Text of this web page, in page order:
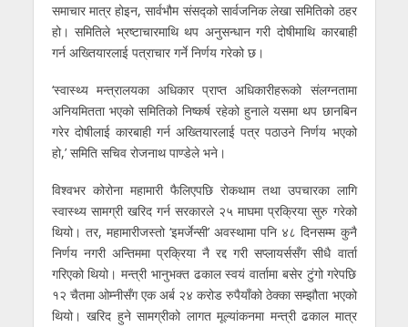
समाचार मात्र होइन, सार्वभौम संसद्को सार्वजनिक लेखा समितिको ठहर
हो। समितिले भ्रष्टाचारमाथि थप अनुसन्धान गरी दोषीमाथि कारबाही
गर्न अख्तियारलाई पत्राचार गर्ने निर्णय गरेको छ।
‘स्वास्थ्य मन्त्रालयका अधिकार प्राप्त अधिकारीहरूको संलग्नतामा
अनियमितता भएको समितिको निष्कर्ष रहेको हुनाले यसमा थप छानबिन
गरेर दोषीलाई कारबाही गर्न अख्तियारलाई पत्र पठाउने निर्णय भएको
हो,’ समिति सचिव रोजनाथ पाण्डेले भने।
विश्वभर कोरोना महामारी फैलिएपछि रोकथाम तथा उपचारका लागि
स्वास्थ्य सामग्री खरिद गर्न सरकारले २५ माघमा प्रक्रिया सुरु गरेको
थियो। तर, महामारीजस्तो ‘इमर्जेन्सी’ अवस्थामा पनि ४८ दिनसम्म कुनै
निर्णय नगरी अन्तिममा प्रक्रिया नै रद्द गरी सप्लायर्ससँग सीधै वार्ता
गरिएको थियो। मन्त्री भानुभक्त ढकाल स्वयं वार्तामा बसेर टुंगो गरेपछि
१२ चैतमा ओम्नीसँग एक अर्ब २४ करोड रुपैयाँको ठेक्का सम्झौता भएको
थियो। खरिद हुने सामग्रीको लागत मूल्यांकनमा मन्त्री ढकाल मात्र